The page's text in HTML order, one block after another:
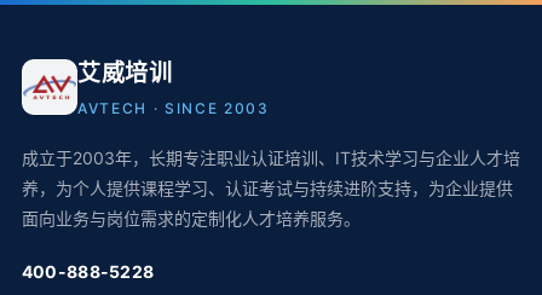
艾威培训
AVTECH · SINCE 2003
成立于2003年，长期专注职业认证培训、IT技术学习与企业人才培
养，为个人提供课程学习、认证考试与持续进阶支持，为企业提供
面向业务与岗位需求的定制化人才培养服务。
400-888-5228